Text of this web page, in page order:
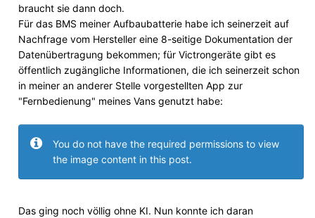
braucht sie dann doch.
Für das BMS meiner Aufbaubatterie habe ich seinerzeit auf
Nachfrage vom Hersteller eine 8-seitige Dokumentation der
Datenübertragung bekommen; für Victrongeräte gibt es
öffentlich zugängliche Informationen, die ich seinerzeit schon
in meiner an anderer Stelle vorgestellten App zur
"Fernbedienung" meines Vans genutzt habe:
You do not have the required permissions to view
the image content in this post.
Das ging noch völlig ohne KI. Nun konnte ich daran